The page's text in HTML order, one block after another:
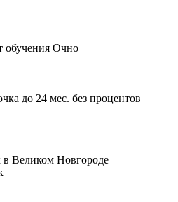
до 24 мес. без процентов
в Великом Новгороде